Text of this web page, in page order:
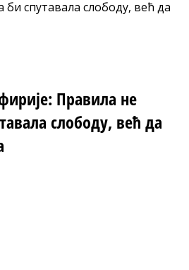
би спутавала слободу, већ да
Правила не
слободу, већ да